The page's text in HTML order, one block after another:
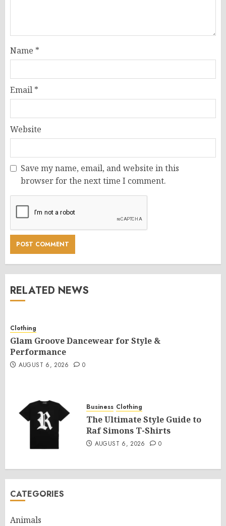
Name *
Email *
Website
Save my name, email, and website in this
browser for the next time I comment.
RELATED NEWS
Clothing
Glam Groove Dancewear for Style &
Performance
AUGUST 6, 2026 0
Business Clothing
The Ultimate Style Guide to
Raf Simons T-Shirts
AUGUST 6, 2026 0
CATEGORIES
Animals